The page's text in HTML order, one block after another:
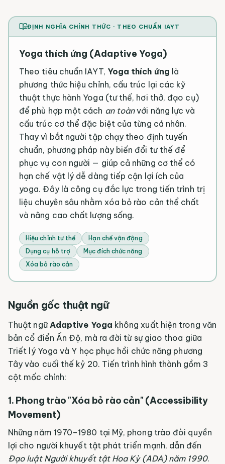
ĐỊNH NGHĨA CHÍNH THỨC · THEO CHUẨN IAYT
Yoga thích ứng (Adaptive Yoga)
Theo tiêu chuẩn IAYT, Yoga thích ứng là
phương thức hiệu chỉnh, cấu trúc lại các kỹ
thuật thực hành Yoga (tư thế, hơi thở, đạo cụ)
để phù hợp một cách an toànvới năng lực và
cấu trúc cơ thể đặc biệt của từng cá nhân.
Thay vì bắt người tập chạy theo định tuyến
chuẩn, phương pháp này biến đổi tư thế để
phục vụ con người — giúp cả những cơ thể có
hạn chế vật lý dễ dàng tiếp cận lợi ích của
yoga. Đây là công cụ đắc lực trong tiến trình trị
liệu chuyên sâu nhằm xóa bỏ rào cản thể chất
và nâng cao chất lượng sống.
Hiệu chỉnh tư thế
Hạn chế vận động
Dụng cụ hỗ trợ
Mục đích chức năng
Xóa bỏ rào cản
Nguồn gốc thuật ngữ
Thuật ngữ Adaptive Yoga không xuất hiện trong văn
bản cổ điển Ấn Độ, mà ra đời từ sự giao thoa giữa
Triết lý Yoga và Y học phục hồi chức năng phương
Tây vào cuối thế kỷ 20. Tiến trình hình thành gồm 3
cột mốc chính:
1. Phong trào "Xóa bỏ rào cản" (Accessibility
Movement)
Những năm 1970–1980 tại Mỹ, phong trào đòi quyền
lợi cho người khuyết tật phát triển mạnh, dẫn đến
Đạo luật Người khuyết tật Hoa Kỳ (ADA) năm 1990.